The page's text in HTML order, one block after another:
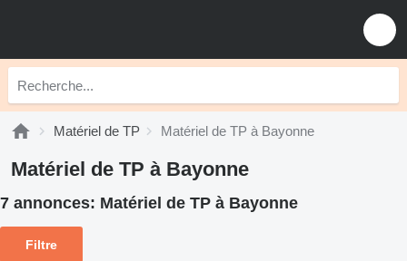
Matériel de TP Matériel de TP à Bayonne
Matériel de TP à Bayonne
7 annonces: Matériel de TP à Bayonne
Filtre